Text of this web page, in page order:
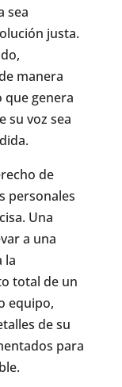
sea
justa.
manera
que genera
su voz sea
de
personales
Una
a una
la
total de un
equipo,
de su
para